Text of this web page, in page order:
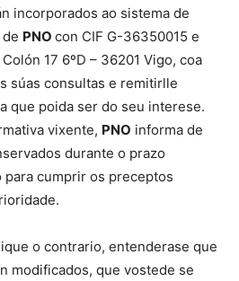
incorporados ao sistema de
PNO con CIF G-36350015 e
17 6ºD – 36201 Vigo, coa
súas consultas e remitirlle
que poida ser do seu interese.
vixente, PNO informa de
durante o prazo
cumprir os preceptos
o contrario, entenderase que
modificados, que vostede se